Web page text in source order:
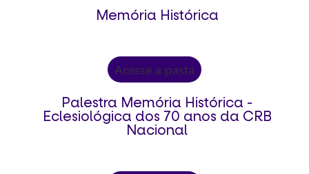
Memória Histórica
Acesse a pasta
Palestra Memória Histórica -
Eclesiológica dos 70 anos da CRB
Nacional